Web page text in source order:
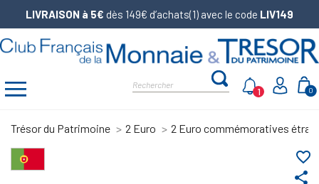
LIVRAISON à 5€ dès 149€ d’achats(1) avec le code LIV149
0
1
Trésor du Patrimoine 2 Euro 2 Euro commémoratives
share
favorite_border